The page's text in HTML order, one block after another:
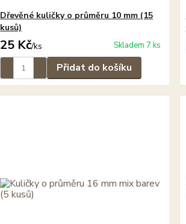
Dřevěné kuličky o průměru 10 mm (15
kusů)
25 Kč/ks Skladem 7 ks
Přidat do košíku